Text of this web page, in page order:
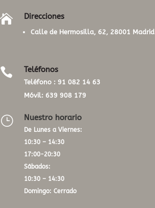
 Direcciones
Calle de Hermosilla, 62, 28001 Madrid
 Teléfonos
Teléfono : 91 082 14 63
Móvil: 639 908 179
} Nuestro horario
De Lunes a Viernes:
10:30 – 14:30
17:00-20:30
Sábados:
10:30 – 14:30
Domingo: Cerrado